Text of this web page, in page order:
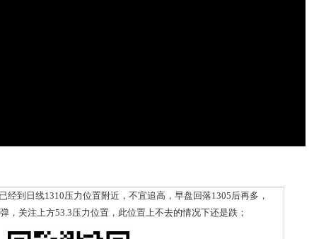
到日线1310压力位置附近，不宜追高，早盘回落1305后再多，
，关注上方53.3压力位置，此位置上不去的情况下还是跌；